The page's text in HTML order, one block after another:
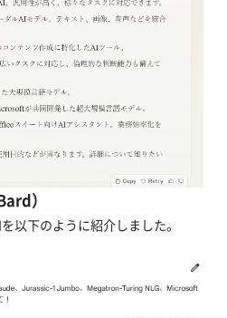
）
以下のように紹介しました。